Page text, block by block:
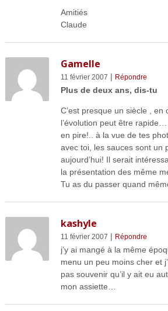
Amitiés
Claude
Gamelle
11 février 2007 | Répondre
Plus de deux ans, dis-tu
C’est presque un siècle , en
l’évolution peut être
en pire!.. à la vue de tes
avec toi, les sauces sont un
aujourd’hui! Il serait
la présentation des même
Tu as du passer quand
kashyle
11 février 2007 | Répondre
j’y ai mangé à la même
menu un peu moins cher et
pas souvenir qu’il y ait eu
mon assiette…